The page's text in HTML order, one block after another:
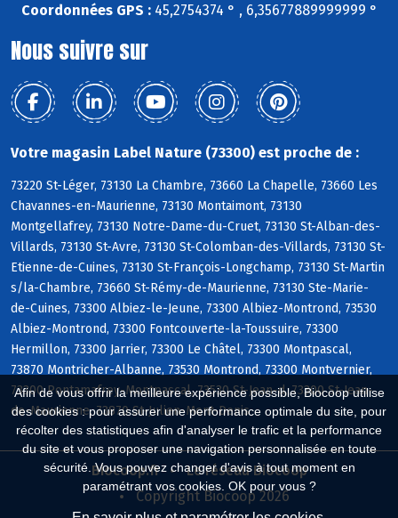
Afin de vous offrir la meilleure expérience possible, Biocoop utilise
des cookies : pour assurer une performance optimale du site, pour
récolter des statistiques afin d'analyser le trafic et la performance
du site et vous proposer une navigation personnalisée en toute
sécurité. Vous pouvez changer d'avis à tout moment en
paramétrant vos cookies. OK pour vous ?
Coordonnées GPS :45,2754374 ° , 6,35677889999999 °
Nous suivre sur
Votre magasin Label Nature (73300) est proche de :
73220 St-Léger, 73130 La Chambre, 73660 La Chapelle, 73660 Les
Chavannes-en-Maurienne, 73130 Montaimont, 73130
Montgellafrey, 73130 Notre-Dame-du-Cruet, 73130 St-Alban-des-
Villards, 73130 St-Avre, 73130 St-Colomban-des-Villards, 73130 St-
Etienne-de-Cuines, 73130 St-François-Longchamp, 73130 St-Martin
s/la-Chambre, 73660 St-Rémy-de-Maurienne, 73130 Ste-Marie-
de-Cuines, 73300 Albiez-le-Jeune, 73300 Albiez-Montrond, 73530
Albiez-Montrond, 73300 Fontcouverte-la-Toussuire, 73300
Hermillon, 73300 Jarrier, 73300 Le Châtel, 73300 Montpascal,
73870 Montricher-Albanne, 73530 Montrond, 73300 Montvernier,
73300 Pontamafrey-Montpascal, 73530 St-Jean-d, 73300 St-Jean-
de-Maurienne, 73870 St-Julien-Mont-Denis
Biocoop.fr
Le réseau Biocoop
Copyright Biocoop 2026